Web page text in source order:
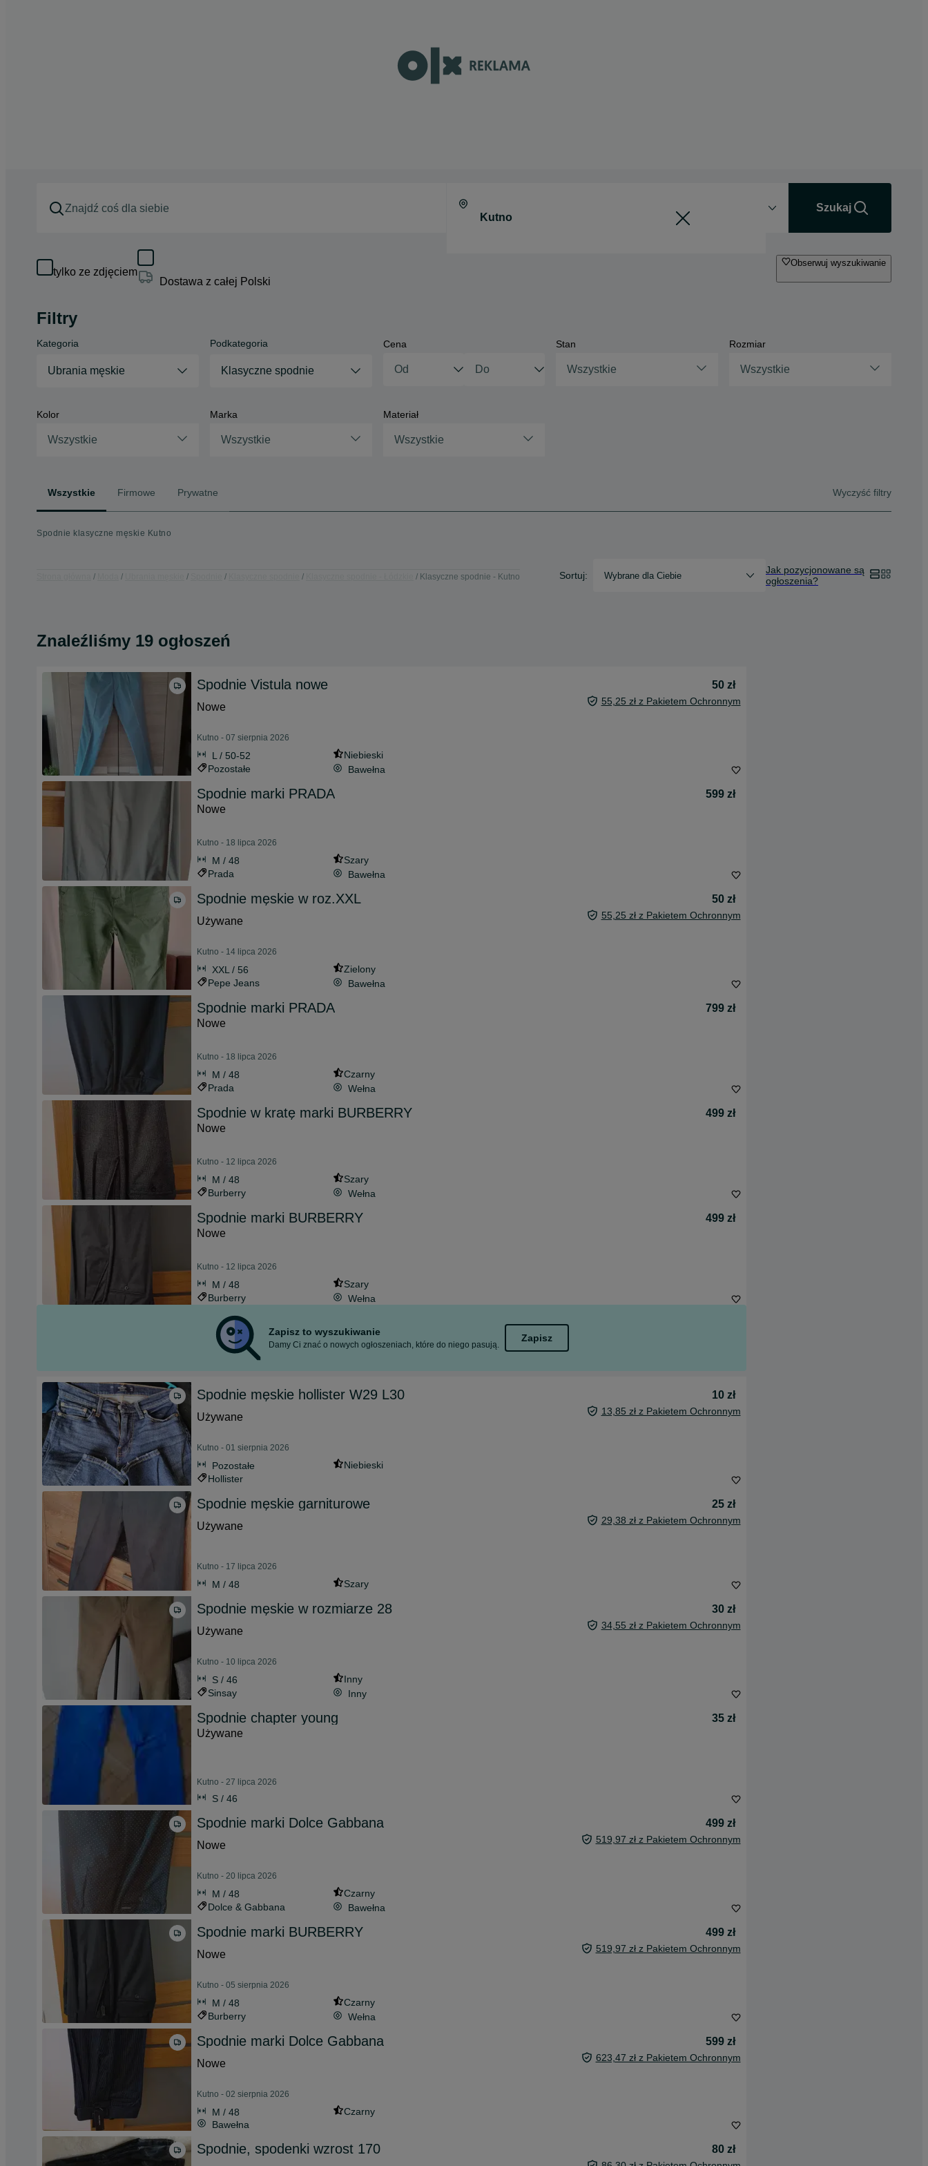
Szukaj
tylko ze zdjęciem
Dostawa z całej Polski
Obserwuj wyszukiwanie
Filtry
Kategoria
Ubrania męskie
Podkategoria
Klasyczne spodnie
Cena Stan
Wszystkie
Rozmiar
Wszystkie
Kolor
Wszystkie
Marka
Wszystkie
Materiał
Wszystkie
Wszystkie Firmowe Prywatne Wyczyść filtry
Spodnie klasyczne męskie Kutno
Klasyczne spodnie - Kutno Sortuj: Wybrane dla Ciebie
Jak pozycjonowane są
ogłoszenia?
Znaleźliśmy 19 ogłoszeń
Spodnie Vistula nowe
50 zł
Nowe
55,25 zł z Pakietem Ochronnym
Kutno - 07 sierpnia 2026
L / 50-52
Niebieski
Pozostałe
Bawełna
Spodnie marki PRADA
599 zł
Nowe
Kutno - 18 lipca 2026
M / 48
Szary
Prada
Bawełna
Spodnie męskie w roz.XXL
50 zł
Używane
55,25 zł z Pakietem Ochronnym
Kutno - 14 lipca 2026
XXL / 56
Zielony
Pepe Jeans
Bawełna
Spodnie marki PRADA
799 zł
Nowe
Kutno - 18 lipca 2026
M / 48
Czarny
Prada
Wełna
Spodnie w kratę marki BURBERRY
499 zł
Nowe
Kutno - 12 lipca 2026
M / 48
Szary
Burberry
Wełna
Spodnie marki BURBERRY
499 zł
Nowe
Kutno - 12 lipca 2026
M / 48
Szary
Burberry
Wełna
Zapisz to wyszukiwanie
Damy Ci znać o nowych ogłoszeniach, które do niego pasują.
Zapisz
Spodnie męskie hollister W29 L30
10 zł
Używane
13,85 zł z Pakietem Ochronnym
Kutno - 01 sierpnia 2026
Pozostałe
Niebieski
Hollister
Spodnie męskie garniturowe
25 zł
Używane
29,38 zł z Pakietem Ochronnym
Kutno - 17 lipca 2026
M / 48 Szary
Spodnie męskie w rozmiarze 28
30 zł
Używane
34,55 zł z Pakietem Ochronnym
Kutno - 10 lipca 2026
S / 46
Inny
Sinsay
Inny
Spodnie chapter young
35 zł
Używane
Kutno - 27 lipca 2026
S / 46
Spodnie marki Dolce Gabbana
499 zł
Nowe
519,97 zł z Pakietem Ochronnym
Kutno - 20 lipca 2026
M / 48
Czarny
Dolce & Gabbana
Bawełna
Spodnie marki BURBERRY
499 zł
Nowe
519,97 zł z Pakietem Ochronnym
Kutno - 05 sierpnia 2026
M / 48
Czarny
Burberry
Wełna
Spodnie marki Dolce Gabbana
599 zł
Nowe
623,47 zł z Pakietem Ochronnym
Kutno - 02 sierpnia 2026
M / 48
Czarny
Bawełna
Spodnie, spodenki wzrost 170
80 zł